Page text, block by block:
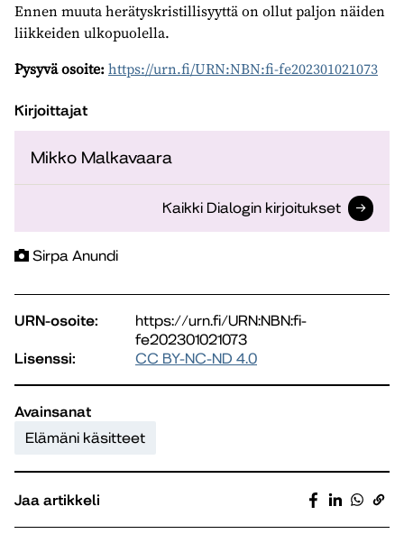
Ennen muuta herätyskristillisyyttä on ollut paljon näiden
liikkeiden ulkopuolella.
Pysyvä osoite:https://urn.fi/URN:NBN:fi-fe202301021073
Kirjoittajat
Mikko Malkavaara
Kaikki Dialogin kirjoitukset
Sirpa Anundi
URN-osoite:
https://urn.fi/URN:NBN:fi-
fe202301021073
Lisenssi:
CC BY-NC-ND 4.0
Avainsanat
Elämäni käsitteet
Jaa artikkeli